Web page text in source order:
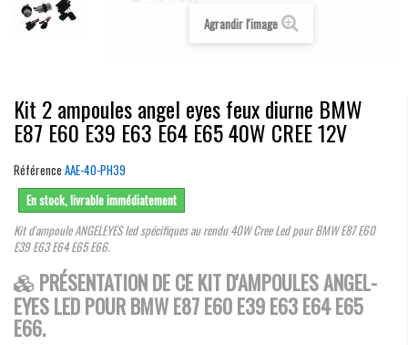
Agrandir l'image
Kit 2 ampoules angel eyes feux diurne BMW
E87 E60 E39 E63 E64 E65 40W CREE 12V
Référence AAE-40-PH39
En stock, livrable immédiatement
Kit d'ampoule ANGELEYES led spécifiques au rendu 40W Cree Led pour BMW E87 E60
E39 E63 E64 E65 E66.
PRÉSENTATION DE CE KIT D'AMPOULES ANGEL-
EYES LED POUR BMW E87 E60 E39 E63 E64 E65
E66.